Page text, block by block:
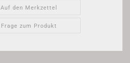
Auf den Merkzettel
Frage zum Produkt